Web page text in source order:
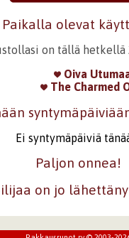
Paikalla olevat
on tällä hetkellä
Oiva
The Charmed
Ei syntymäpäiviä
Paljon onnea!
on jo